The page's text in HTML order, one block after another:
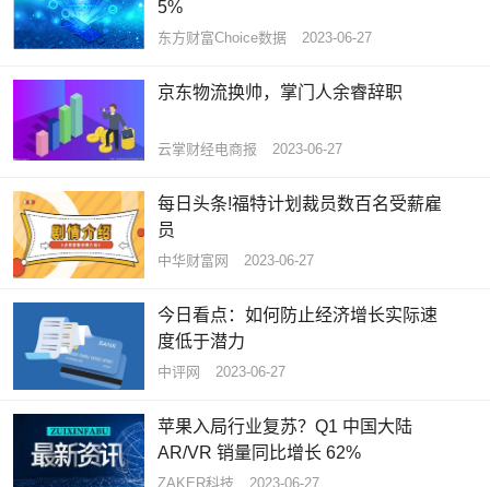
5%
东方财富Choice数据 2023-06-27
京东物流换帅，掌门人余睿辞职
云掌财经电商报 2023-06-27
每日头条!福特计划裁员数百名受薪雇
员
中华财富网 2023-06-27
今日看点：如何防止经济增长实际速
度低于潜力
中评网 2023-06-27
苹果入局行业复苏？Q1 中国大陆
AR/VR 销量同比增长 62%
ZAKER科技 2023-06-27